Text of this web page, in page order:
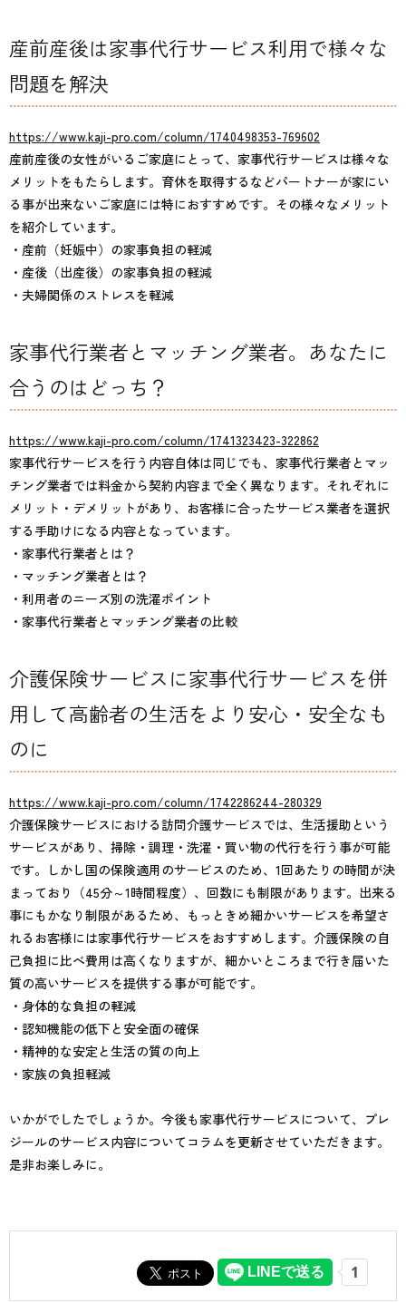
産前産後は家事代行サービス利用で様々な
問題を解決
https://www.kaji-pro.com/column/1740498353-769602
産前産後の女性がいるご家庭にとって、家事代行サービスは様々な
メリットをもたらします。育休を取得するなどパートナーが家にい
る事が出来ないご家庭には特におすすめです。その様々なメリット
を紹介しています。
・産前（妊娠中）の家事負担の軽減
・産後（出産後）の家事負担の軽減
・夫婦関係のストレスを軽減
家事代行業者とマッチング業者。あなたに
合うのはどっち？
https://www.kaji-pro.com/column/1741323423-322862
家事代行サービスを行う内容自体は同じでも、家事代行業者とマッ
チング業者では料金から契約内容まで全く異なります。それぞれに
メリット・デメリットがあり、お客様に合ったサービス業者を選択
する手助けになる内容となっています。
・家事代行業者とは？
・マッチング業者とは？
・利用者のニーズ別の洗濯ポイント
・家事代行業者とマッチング業者の比較
介護保険サービスに家事代行サービスを併
用して高齢者の生活をより安心・安全なも
のに
https://www.kaji-pro.com/column/1742286244-280329
介護保険サービスにおける訪問介護サービスでは、生活援助という
サービスがあり、掃除・調理・洗濯・買い物の代行を行う事が可能
です。しかし国の保険適用のサービスのため、1回あたりの時間が決
まっており（45分～1時間程度）、回数にも制限があります。出来る
事にもかなり制限があるため、もっときめ細かいサービスを希望さ
れるお客様には家事代行サービスをおすすめします。介護保険の自
己負担に比べ費用は高くなりますが、細かいところまで行き届いた
質の高いサービスを提供する事が可能です。
・身体的な負担の軽減
・認知機能の低下と安全面の確保
・精神的な安定と生活の質の向上
・家族の負担軽減
いかがでしたでしょうか。今後も家事代行サービスについて、プレ
ジールのサービス内容についてコラムを更新させていただきます。
是非お楽しみに。